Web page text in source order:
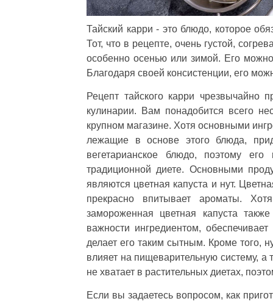
Тайский карри - это блюдо, которое
Тот, что в рецепте, очень густой,
особенно осенью или зимой. Его
Благодаря своей консистенции, его
Рецепт тайского карри чрезвычайно
кулинарии. Вам понадобится всего
крупном магазине. Хотя основными
лежащие в основе этого блюда,
вегетарианское блюдо, поэтому
традиционной диете. Основными
являются цветная капуста и нут.
прекрасно впитывает ароматы.
замороженная цветная капуста
важности ингредиентом,
делает его таким сытным. Кроме того,
влияет на пищеварительную систему,
не хватает в растительных диетах,
Если вы задаетесь вопросом, как